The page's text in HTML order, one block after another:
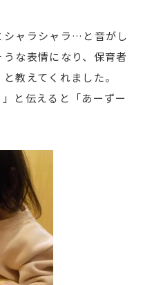
シャラシャラ…と音がし
な表情になり、保育者
教えてくれました。
と伝えると「あーずー